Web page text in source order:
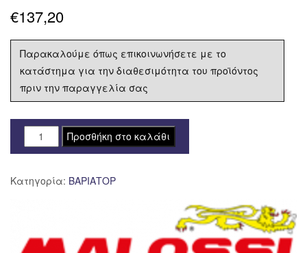
€137,20
Παρακαλούμε όπως επικοινωνήσετε με το
κατάστημα για την διαθεσιμότητα του προϊόντος
πριν την παραγγελία σας
MAL-
5112396
MULTIVAR
ποσότητα
Προσθήκη στο καλάθι
Κατηγορία: ΒΑΡΙΑΤΟΡ